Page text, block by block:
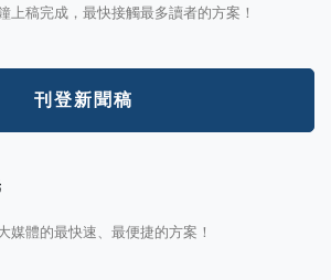
上稿完成，最快接觸最多讀者的方案！
刊登新聞稿
媒體的最快速、最便捷的方案！